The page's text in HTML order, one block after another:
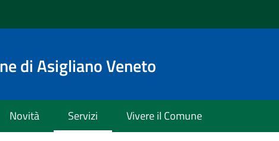
di Asigliano Veneto
Novità Servizi Vivere il Comune